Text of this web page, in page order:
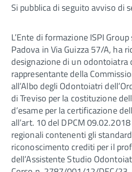
Si pubblica di seguito avviso di
L’Ente di formazione ISPI
Padova in Via Guizza 57/A, ha
designazione di un odontoiatra
rappresentante della
all’Albo degli Odontoiatri
di Treviso per la costituzione
d’esame per la certificazione
all’art. 10 del DPCM
regionali contenenti gli
riconoscimento crediti per il
dell’Assistente Studio